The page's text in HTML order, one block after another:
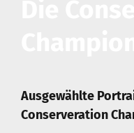
Ausgewählte
Conserveration